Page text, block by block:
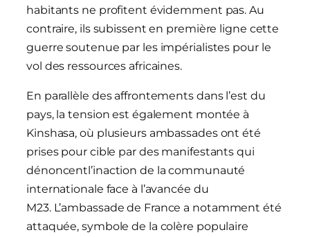
habitants ne profitent évidemment pas. Au
contraire, ils subissent en première ligne cette
guerre soutenue par les impérialistes pour le
vol des ressources africaines.
En parallèle des affrontements dans l’est du
pays, la tension est également montée à
Kinshasa, où plusieurs ambassades ont été
prises pour cible par des manifestants qui
dénoncentl’inaction de la communauté
internationale face à l’avancée du
M23. L’ambassade de France a notamment été
attaquée, symbole de la colère populaire